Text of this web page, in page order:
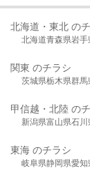
北海道・東北 の
北海道青森県岩手
関東 のチラシ
茨城県栃木県群馬
甲信越・北陸 の
新潟県富山県石川
東海 のチラシ
岐阜県静岡県愛知